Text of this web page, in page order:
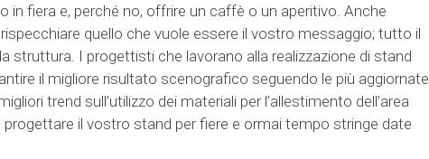
fiera e, perché no, offrire un caffè o un aperitivo. Anche
quello che vuole essere il vostro messaggio; tutto il
struttura. I progettisti che lavorano alla realizzazione di stand
il migliore risultato scenografico seguendo le più aggiornate
trend sull’utilizzo dei materiali per l’allestimento dell’area
il vostro stand per fiere e ormai tempo stringe date